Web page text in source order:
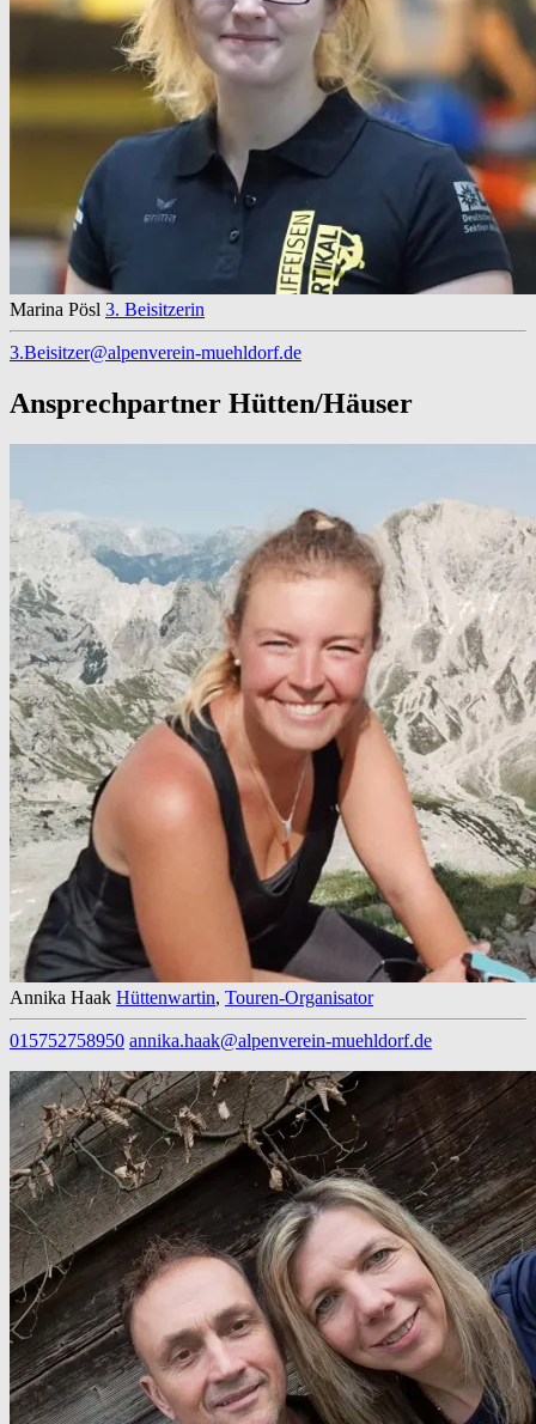
Marina Pösl 3. Beisitzerin
3.Beisitzer@alpenverein-muehldorf.de
Ansprechpartner Hütten/Häuser
Annika Haak Hüttenwartin, Touren-Organisator
015752758950 annika.haak@alpenverein-muehldorf.de